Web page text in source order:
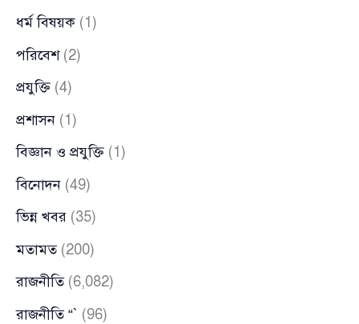
ধর্ম বিষয়ক (1)
পরিবেশ(2)
প্রযুক্তি (4)
প্রশাসন (1)
বিজ্ঞান ও প্রযুক্তি (1)
বিনোদন (49)
ভিন্ন খবর (35)
মতামত(200)
রাজনীতি(6,082)
রাজনীতি “` (96)